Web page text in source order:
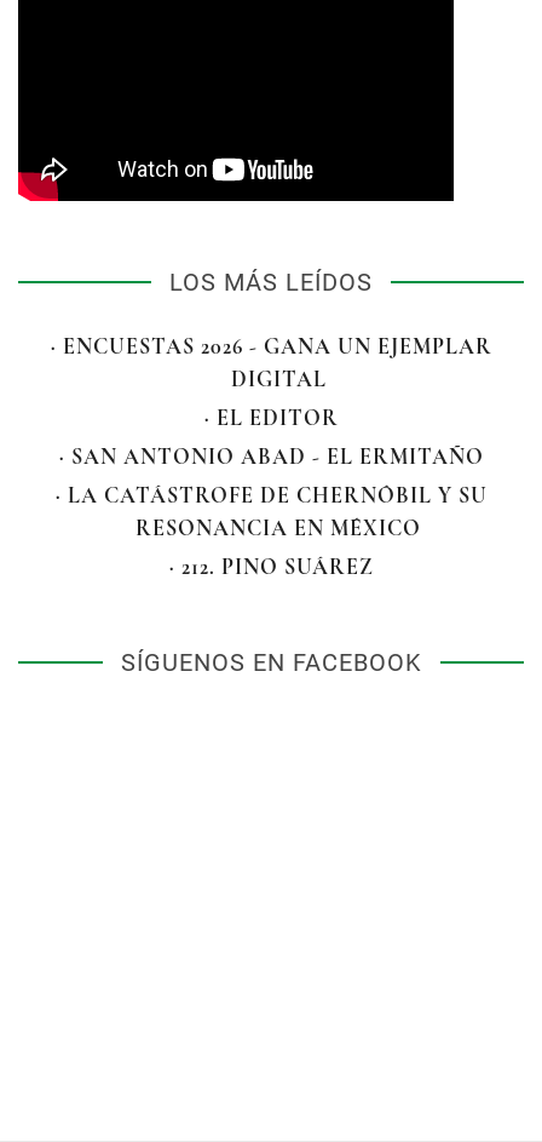
LOS MÁS LEÍDOS
· ENCUESTAS 2026 - GANA UN EJEMPLAR
DIGITAL
· EL EDITOR
· SAN ANTONIO ABAD - EL ERMITAÑO
· LA CATÁSTROFE DE CHERNÓBIL Y SU
RESONANCIA EN MÉXICO
· 212. PINO SUÁREZ
SÍGUENOS EN FACEBOOK